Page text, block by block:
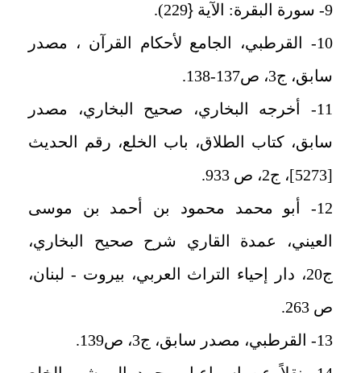
9- سورة البقرة: الآية
{
229).
10- القرطبي، الجامع لأحكام القرآن ، مصدر
سابق، ج3، ص137-138.
11- أخرجه البخاري، صحيح البخاري، مصدر
سابق، كتاب الطلاق، باب الخلع، رقم الحديث
[5273]، ج2، ص 933.
12- أبو محمد محمود بن أحمد بن موسى
العيني، عمدة القاري شرح صحيح البخاري،
ج20، دار إحياء التراث العربي، بيروت - لبنان،
ص 263.
13- القرطبي، مصدر سابق، ج3، ص139.